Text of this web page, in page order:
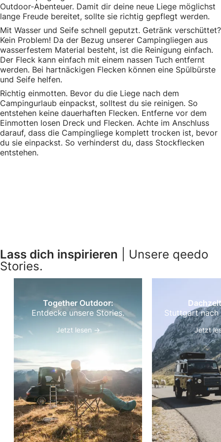
Outdoor-Abenteuer. Damit dir deine neue Liege möglichst
lange Freude bereitet, sollte sie richtig gepflegt werden.
Mit Wasser und Seife schnell geputzt. Getränk verschüttet?
Kein Problem! Da der Bezug unserer Campingliegen aus
wasserfestem Material besteht, ist die Reinigung einfach.
Der Fleck kann einfach mit einem nassen Tuch entfernt
werden. Bei hartnäckigen Flecken können eine Spülbürste
und Seife helfen.
Richtig einmotten. Bevor du die Liege nach dem
Campingurlaub einpackst, solltest du sie reinigen. So
entstehen keine dauerhaften Flecken. Entferne vor dem
Einmotten losen Dreck und Flecken. Achte im Anschluss
darauf, dass die Campingliege komplett trocken ist, bevor
du sie einpackst. So verhinderst du, dass Stockflecken
entstehen.
Lass dich inspirieren | Unsere qeedo
Stories.
Together Outdoor:
Entdecke unsere Stories.
Jetzt lesen →
Stuttgart nach
Jetzt